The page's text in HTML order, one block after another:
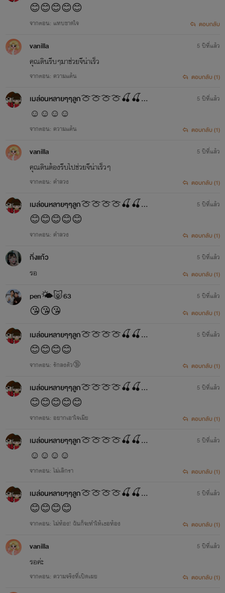
😊😊😊😊😊
จากตอน: แทบขาดใจ ตอบกลับ
vanilla
คุณดินรีบๆมาช่วยจีน่าเร็ว
จากตอน: ความแค้น
5 ปีที่แล้ว
ตอบกลับ (1)
เมล่อนหลายๆๆลูก🍈🍈🍈🍈🍒🍒🍒🍒
☺☺☺☺
จากตอน: ความแค้น
5 ปีที่แล้ว
ตอบกลับ (1)
vanilla
คุณดินต้องรีบไปช่วยจีน่าเร็วๆ
จากตอน: คำลวง
5 ปีที่แล้ว
ตอบกลับ (1)
เมล่อนหลายๆๆลูก🍈🍈🍈🍈🍒🍒🍒🍒
😊😊😊😊😊
จากตอน: คำลวง
5 ปีที่แล้ว
ตอบกลับ (1)
กิ่งแก้ว
รอ
5 ปีที่แล้ว
ตอบกลับ (1)
pen🌤🐷63
😘😘😘
5 ปีที่แล้ว
ตอบกลับ (1)
เมล่อนหลายๆๆลูก🍈🍈🍈🍈🍒🍒🍒🍒
😊😊😊😊
จากตอน: รักลงตัว🔞
5 ปีที่แล้ว
ตอบกลับ (1)
เมล่อนหลายๆๆลูก🍈🍈🍈🍈🍒🍒🍒🍒
😊😊😊😊😊
จากตอน: อยากเอาใจเมีย
5 ปีที่แล้ว
ตอบกลับ (1)
เมล่อนหลายๆๆลูก🍈🍈🍈🍈🍒🍒🍒🍒
☺☺☺☺
จากตอน: ไม่เลิกรา
5 ปีที่แล้ว
ตอบกลับ (1)
เมล่อนหลายๆๆลูก🍈🍈🍈🍈🍒🍒🍒🍒
😊😊😊😊
จากตอน: ไม่ท้อง! ฉันก็จะทำให้เธอท้อง
5 ปีที่แล้ว
ตอบกลับ (1)
vanilla
รอค่ะ
จากตอน: ความจริงที่เปิดเผย
5 ปีที่แล้ว
ตอบกลับ (1)